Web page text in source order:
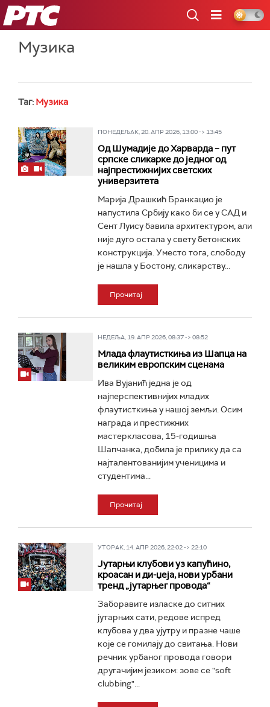
РТС
Музика
Таг: Музика
ПОНЕДЕЉАК, 20. АПР 2026, 13:00 -> 13:45
Од Шумадије до Харварда – пут
српске сликарке до једног од
најпрестижнијих светских
универзитета
Марија Драшкић Бранкацио је
напустила Србију како би се у САД и
Сент Луису бавила архитектуром, али
није дуго остала у свету бетонских
конструкција. Уместо тога, слободу
је нашла у Бостону, сликарству...
Прочитај
НЕДЕЉА, 19. АПР 2026, 08:37 -> 08:52
Млада флаутисткиња из Шапца на
великим европским сценама
Ива Вујанић једна је од
најперспективнијих младих
флаутисткиња у нашој земљи. Осим
награда и престижних
мастеркласова, 15-годишња
Шапчанка, добила је прилику да са
најталентованијим ученицима и
студентима...
Прочитај
УТОРАК, 14. АПР 2026, 22:02 -> 22:10
Јутарњи клубови уз капућино,
кроасан и ди-џеја, нови урбани
тренд „јутарњег провода“
Заборавите изласке до ситних
јутарњих сати, редове испред
клубова у два ујутру и празне чаше
које се гомилају до свитања. Нови
речник урбаног провода говори
другачијим језиком: зове се "soft
clubbing"...